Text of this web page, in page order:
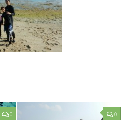
0 0